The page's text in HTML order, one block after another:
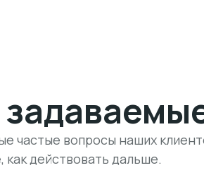
частые вопросы наших
как действовать дальше.